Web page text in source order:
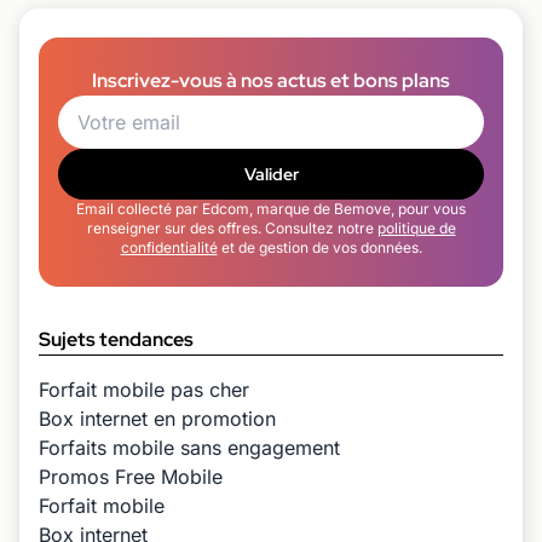
Inscrivez-vous à nos actus et bons plans
Valider
Email collecté par Edcom, marque de Bemove, pour vous
renseigner sur des offres. Consultez notre politique de
confidentialitéet de gestion de vos données.
Sujets tendances
Forfait mobile pas cher
Box internet en promotion
Forfaits mobile sans engagement
Promos Free Mobile
Forfait mobile
Box internet